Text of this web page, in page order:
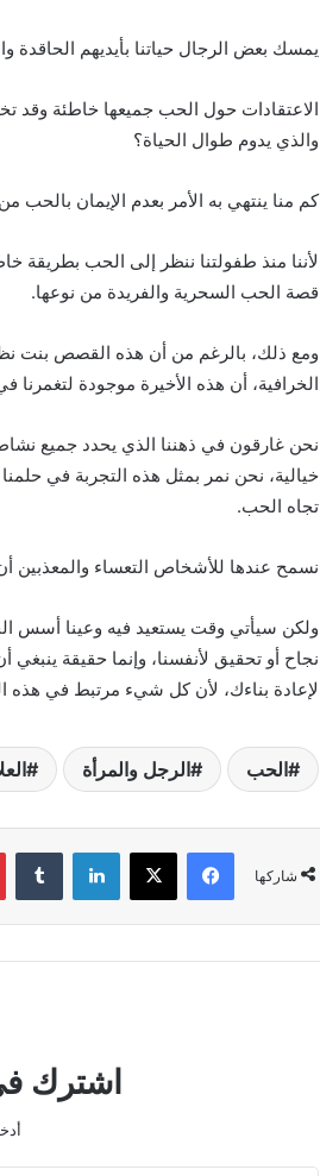
يمسك بعض الرجال حياتنا بأيديهم الحاقدة
الاعتقادات حول الحب جميعها خاطئة وقد
والذي يدوم طوال الحياة؟
كم منا ينتهي به الأمر بعدم الإيمان بالحب
لأننا منذ طفولتنا ننظر إلى الحب
قصة الحب السحرية والفريدة من نوعها.
ومع ذلك، بالرغم من أن هذه القصص بنت
الخرافية، أن هذه الأخيرة موجودة
نحن غارقون في ذهننا الذي يحدد جميع
خيالية، نحن نمر بمثل هذه التجربة في
تجاه الحب.
نسمح عندها للأشخاص التعساء والمعذبين أن
ولكن سيأتي وقت يستعيد فيه وعينا أسس
نجاح أو تحقيق لأنفسنا، وإنما حقيقة
لإعادة بناءك، لأن كل شيء مرتبط في هذه
الحب الرجل والمرأة
شاركها
فيسبوك X لينكدإن
اشترك